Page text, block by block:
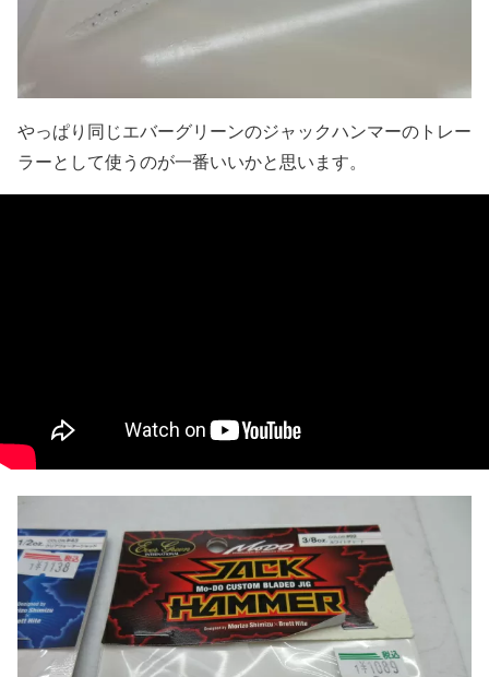
やっぱり同じエバーグリーンのジャックハンマーのトレー
ラーとして使うのが一番いいかと思います。